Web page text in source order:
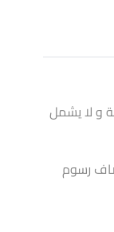
و لا يشمل
من 25 متر يضاف رسوم